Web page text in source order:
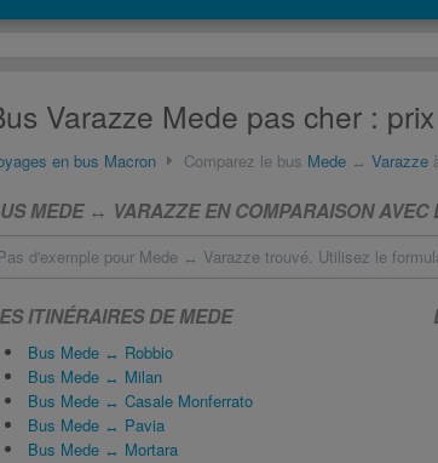
Varazze Mede pas cher :
en bus Macron Comparez le bus Mede ↔ Varazze
MEDE ↔ VARAZZE EN COMPARAISON AVEC
d'exemple pour Mede ↔ Varazze trouvé. Utilisez le
ITINÉRAIRES DE MEDE
Bus Mede ↔ Robbio
Bus Mede ↔ Milan
Bus Mede ↔ Casale Monferrato
Bus Mede ↔ Pavia
Bus Mede ↔ Mortara